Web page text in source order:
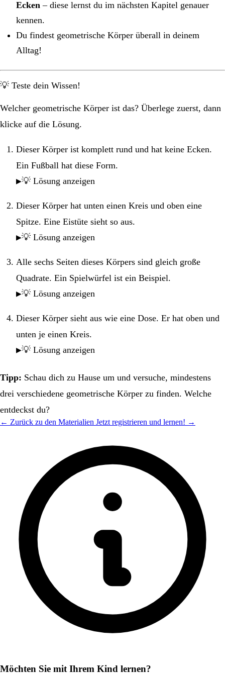
Ecken – diese lernst du im nächsten Kapitel genauer
kennen.
Du findest geometrische Körper überall in deinem
Alltag!
💡 Teste dein Wissen!
Welcher geometrische Körper ist das? Überlege zuerst, dann
klicke auf die Lösung.
Dieser Körper ist komplett rund und hat keine Ecken.
Ein Fußball hat diese Form.
💡 Lösung anzeigen
Dieser Körper hat unten einen Kreis und oben eine
Spitze. Eine Eistüte sieht so aus.
💡 Lösung anzeigen
Alle sechs Seiten dieses Körpers sind gleich große
Quadrate. Ein Spielwürfel ist ein Beispiel.
💡 Lösung anzeigen
Dieser Körper sieht aus wie eine Dose. Er hat oben und
unten je einen Kreis.
💡 Lösung anzeigen
Tipp: Schau dich zu Hause um und versuche, mindestens
drei verschiedene geometrische Körper zu finden. Welche
entdeckst du?
← Zurück zu den Materialien Jetzt registrieren und lernen! →
Möchten Sie mit Ihrem Kind lernen?